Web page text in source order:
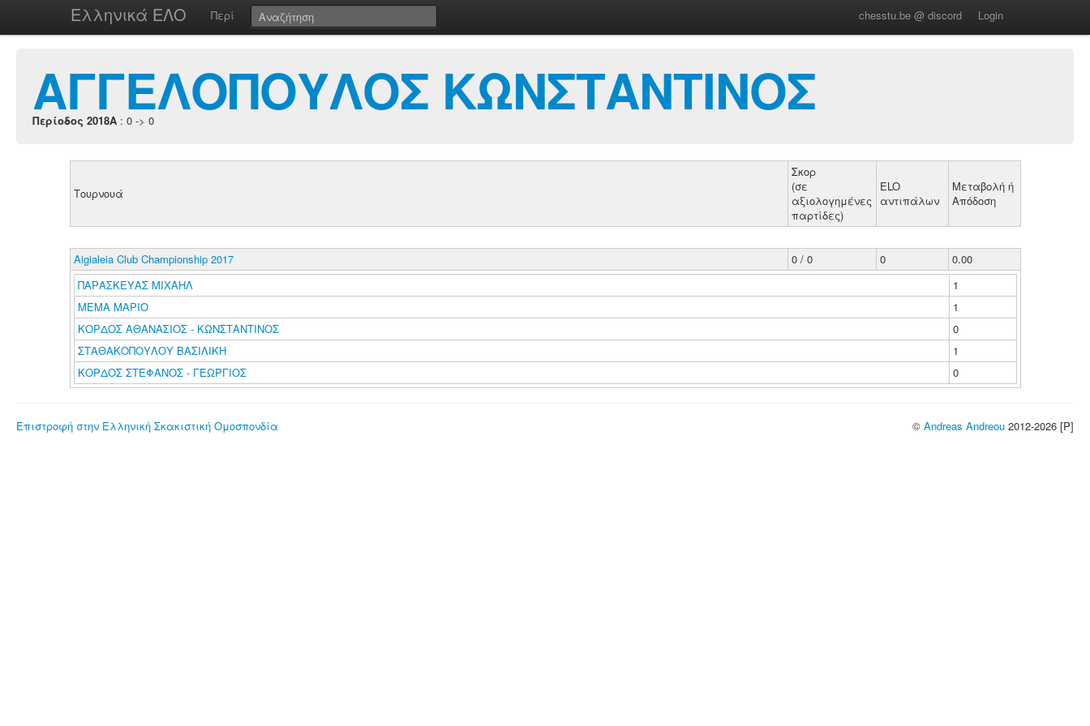
Ελληνικά ΕΛΟ Περί chesstu.be @ discord Login
ΑΓΓΕΛΟΠΟΥΛΟΣ ΚΩΝΣΤΑΝΤΙΝΟΣ
Περίοδος 2018A : 0 -> 0
Τουρνουά
Σκορ
(σε
αξιολογημένες
παρτίδες)
ELO
αντιπάλων
Μεταβολή ή
Απόδοση
Aigialeia Club Championship 2017 0 / 0 0
0.00
ΠΑΡΑΣΚΕΥΑΣ ΜΙΧΑΗΛ
1
ΜΕΜΑ ΜΑΡΙΟ
1
ΚΟΡΔΟΣ ΑΘΑΝΑΣΙΟΣ - ΚΩΝΣΤΑΝΤΙΝΟΣ
0
ΣΤΑΘΑΚΟΠΟΥΛΟΥ ΒΑΣΙΛΙΚΗ
1
ΚΟΡΔΟΣ ΣΤΕΦΑΝΟΣ - ΓΕΩΡΓΙΟΣ
0
Επιστροφή στην Ελληνική Σκακιστική Ομοσπονδία © Andreas Andreou 2012-2026 [P]